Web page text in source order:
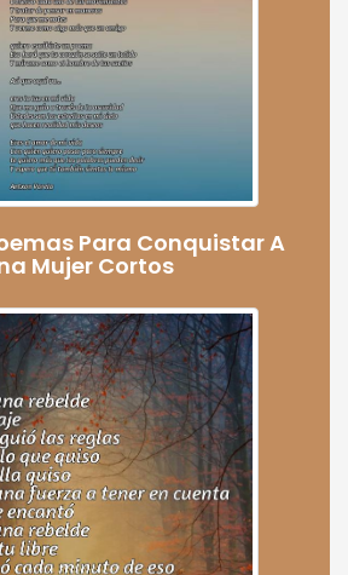
Para Conquistar A
Mujer Cortos